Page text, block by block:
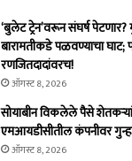
‘बुलेट ट्रेन’वरून संघर्ष
बारामतीकडे पळवण्याचा
रणजितदादांवरच!
ऑगस्ट 8, 2026
सोयाबीन विकलेले पैसे
एमआयडीसीतील कंपनीवर
ऑगस्ट 8, 2026